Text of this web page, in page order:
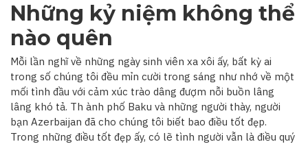
VIỆT
NAM
ĐANG
TRÊN
ĐÀ
PHÁT
TRIỂN”
Những kỷ niệm không thể
nào quên
Mỗi lần nghĩ về những ngày sinh viên xa xôi ấy, bất kỳ ai
trong số chúng tôi đều mỉn cười trong sáng như nhớ về một
mối tình đầu với cảm xúc trào dâng đượm nỗi buồn lâng
lâng khó tả. Th ành phố Baku và những người thày, người
bạn Azerbaijan đã cho chúng tôi biết bao điều tốt đẹp.
Trong những điều tốt đẹp ấy, có lẽ tình người vẫn là điều quý